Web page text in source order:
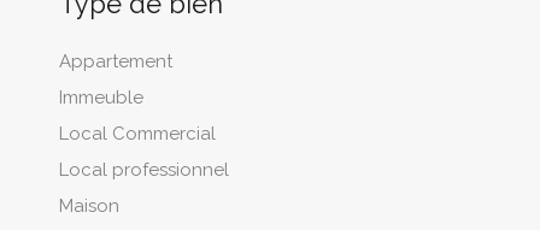
Appartement
Immeuble
Local Commercial
Local professionnel
Maison